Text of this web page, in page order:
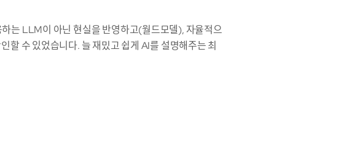
는 LLM이 아닌 현실을 반영하고(월드모델), 자율적으
할 수 있었습니다. 늘 재밌고 쉽게 AI를 설명해주는 최